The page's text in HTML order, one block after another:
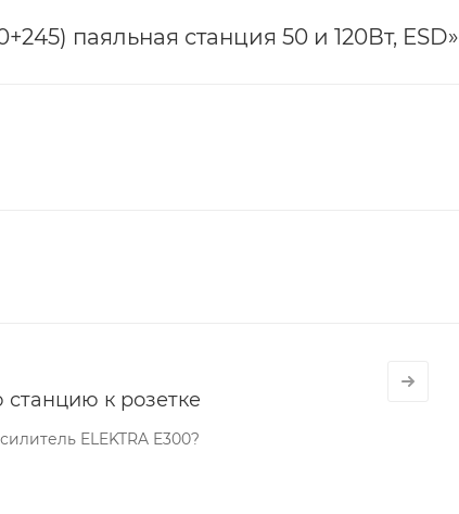
паяльная станция 50 и 120Вт, ESD»
к розетке
ELEKTRA E300?